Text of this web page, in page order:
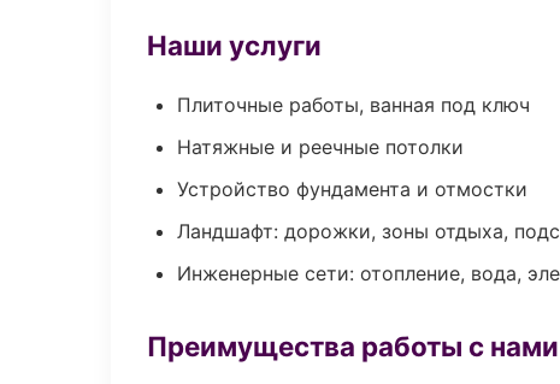
Наши услуги
Плиточные работы, ванная под ключ
Натяжные и реечные потолки
Устройство фундамента и отмостки
Ландшафт: дорожки, зоны отдыха,
Инженерные сети: отопление, вода,
Преимущества работы с нами